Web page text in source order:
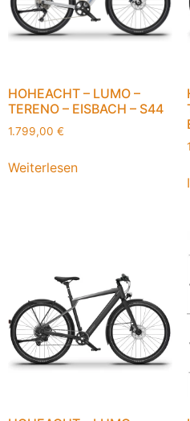
HOHEACHT – LUMO –
TERENO – EISBACH – S44
1.799,00 €
Weiterlesen